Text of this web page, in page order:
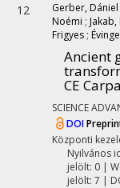
12 Gerber,
Noémi ;
Frigyes ;
Ancient
CE
SCIENCE
DOI
Központi
Nyilvános
jelölt: 0 |
jelölt: 7 |